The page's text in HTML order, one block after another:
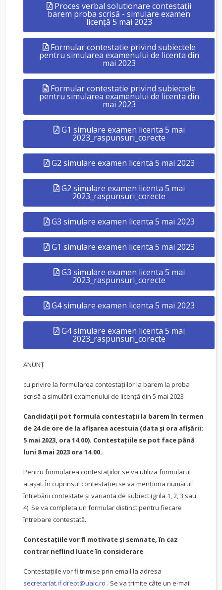
Proces verbal solutionare contestaţii
barem proba scrisă - simulare examen
licenţă 5 mai 2023
Formular contestatie privind subiectele
pentru simularea examenului de licenta din
mai 2023
Formular contestatie privind subiectele
pentru simularea examenului de licenta din
mai 2023
G1 simulare examen licenta 5 mai
2023_raspunsuri_corecte
G2 simulare examen licenta 5 mai 2023
G2 simulare examen licenta 5 mai
2023_raspunsuri_corecte
G3 simulare examen licenta 5 mai 2023
G1 simulare examen licenta 5 mai 2023
G3 simulare examen licenta 5 mai
2023_raspunsuri_corecte
G4 simulare examen licenta 5 mai 2023
G4 simulare examen licenta 5 mai
2023_raspunsuri_corecte
ANUNȚ
cu privire la formularea contestațiilor la barem la proba
scrisă a simulării examenului de licență din 5 mai 2023
Candidații pot formula contestații la barem în termen
de 24 de ore de la afișarea acestuia (data și ora afișării:
5 mai 2023, ora 14.00). Contestaţiile se pot face până
luni 8 mai 2023 ora 14.00.
Pentru formularea contestațiilor se va utiliza formularul
atașat. În cuprinsul contestației se va menționa numărul
întrebării contestate și varianta de subiect (grila 1, 2, 3 sau
4). Se va completa un formular distinct pentru fiecare
întrebare contestată.
Contestațiile vor fi motivate și semnate, în caz
contrar nefiind luate în considerare.
Contestațiile vor fi trimise prin email la adresa
secretariat.if.drept@uaic.ro . Se va trimite câte un e-mail